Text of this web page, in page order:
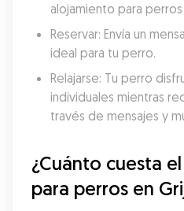
alojamiento para
Reservar: Envía un
ideal para tu perro.
Relajarse: Tu perro
individuales mientras
través de mensajes y
¿Cuánto cuesta
para perros en